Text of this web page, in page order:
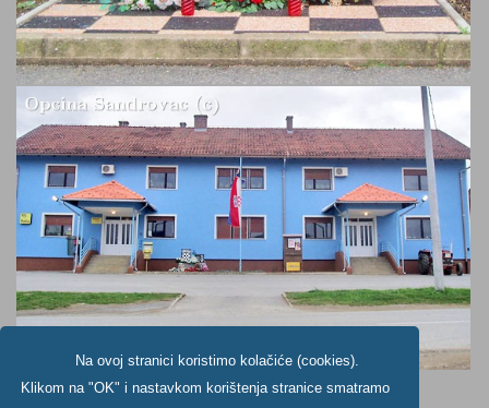
Na ovoj stranici koristimo kolačiće (cookies).
Klikom na "OK" i nastavkom korištenja stranice smatramo